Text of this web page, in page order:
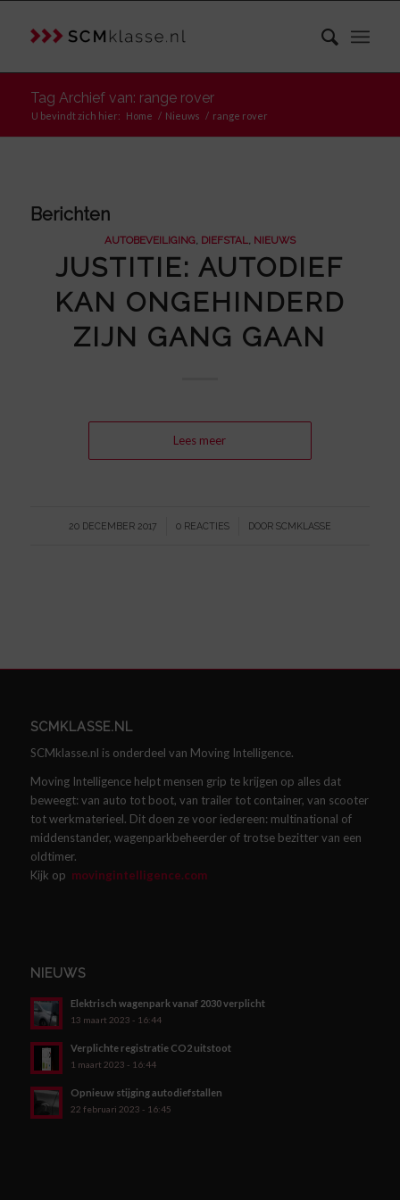
Tag Archief van: range rover
U bevindt zich hier: Home / Nieuws / range rover
Berichten
AUTOBEVEILIGING, DIEFSTAL, NIEUWS
JUSTITIE: AUTODIEF
KAN ONGEHINDERD
ZIJN GANG GAAN
Lees meer
20 DECEMBER 2017
/ 0 REACTIES
/ DOOR SCMKLASSE
SCMKLASSE.NL
SCMklasse.nl is onderdeel van Moving Intelligence.
Moving Intelligence helpt mensen grip te krijgen op alles dat
beweegt: van auto tot boot, van trailer tot container, van scooter
tot werkmaterieel. Dit doen ze voor iedereen: multinational of
middenstander, wagenparkbeheerder of trotse bezitter van een
oldtimer.
Kijk op movingintelligence.com
NIEUWS
Elektrisch wagenpark vanaf 2030 verplicht
13 maart 2023 - 16:44
Verplichte registratie CO2 uitstoot
1 maart 2023 - 16:44
Opnieuw stijging autodiefstallen
22 februari 2023 - 16:45